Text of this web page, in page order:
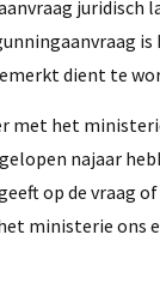
dient te
het
najaar
op de vraag
ministerie ons